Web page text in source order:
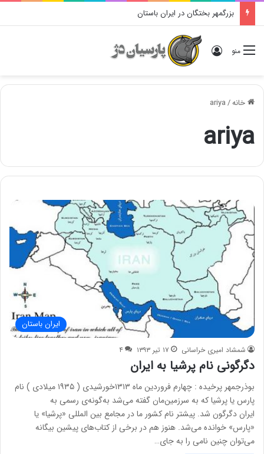
بزرگمهر بختگان در ایران باستان
منو ورود
خانه/
ariya
ariya
ایران باستان
شمشاد امیری خراسانی ۱۷ تیر ۱۳۹۳ ۴
دگرگونی نام پرشیا به ایران
بوذرجمهر پرخیده : چهارم فروردین ماه ۱۳۱۳خورشیدی ( ۱۹۳۵ میلادی ) نام
پارس یا پرشیا که به سرزمین‌مان گفته می‌شد به‌گونه‌ی رسمی به
ایران دگرگون شد. پیشتر نام کشور ما در مجامع بین المللی «پرشیا» یا
«پارس» خوانده می‌شد. هنوز هم در برخی از کتاب‌های پیشین بیگانه
می‌توان چنین نامی را به جای…